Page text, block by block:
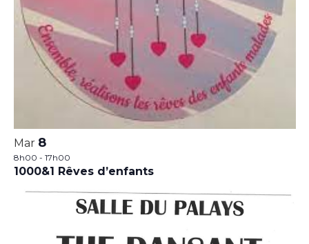
Mar 8
8h00 - 17h00
1000&1 Rêves d’enfants